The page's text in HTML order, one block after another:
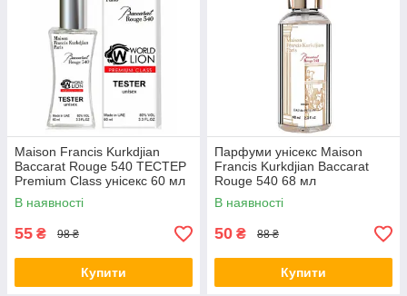
Maison Francis Kurkdjian
Baccarat Rouge 540 ТЕСТЕР
Premium Class унісекс 60 мл
В наявності
55 ₴ 98 ₴
Купити
Парфуми унісекс Maison
Francis Kurkdjian Baccarat
Rouge 540 68 мл
В наявності
50 ₴ 88 ₴
Купити